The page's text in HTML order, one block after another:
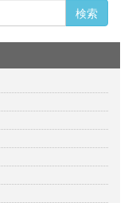
検索